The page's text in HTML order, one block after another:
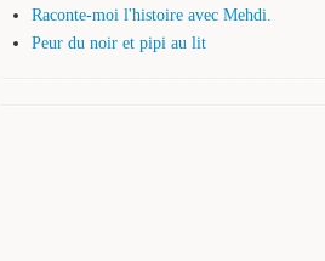
Raconte-moi l'histoire avec Mehdi.
Peur du noir et pipi au lit